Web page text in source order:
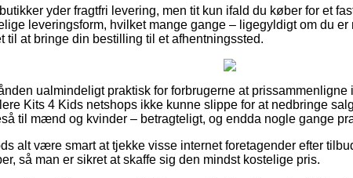
yder fragtfri levering, men tit kun ifald du køber for et
leveringsform, hvilket mange gange – ligegyldigt om du
til at bringe din bestilling til et afhentningssted.
ualmindeligt praktisk for forbrugerne at
Kits 4 Kids netshops ikke kunne slippe for at nedbringe
til mænd og kvinder – betragteligt, og endda nogle gange
alt være smart at tjekke visse internet foretagender efter
så man er sikret at skaffe sig den mindst kostelige pris.